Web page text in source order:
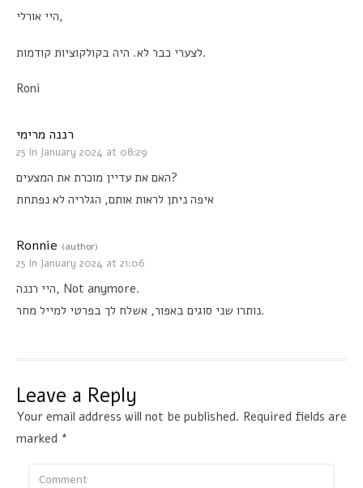
היי אורלי,
לצערי כבר לא. היה בקולקוציות קודמות .
Roni
רננה מרימי
25 In January 2024 at 08:29
האם את עדיין מוכרת את המצעים?
איפה ניתן לראות אותם, הגלריה לא נפתחת
Ronnie (author)
25 In January 2024 at 21:06
היי רננה, Not anymore.
נותרו שני סוגים באפור, אשלח לך בפרטי למייל מחר .
Leave a Reply
Your email address will not be published. Required fields are
marked *
Comment